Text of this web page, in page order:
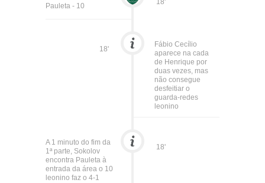
18'
Pauleta - 10
18'
Fábio Cecílio
aparece na cada
de Henrique por
duas vezes, mas
não consegue
desfeitiar o
guarda-redes
leonino
18'
A 1 minuto do fim da
1ª parte, Sokolov
encontra Pauleta à
entrada da área o 10
leonino faz o 4-1